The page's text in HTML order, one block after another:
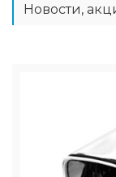
Новости,